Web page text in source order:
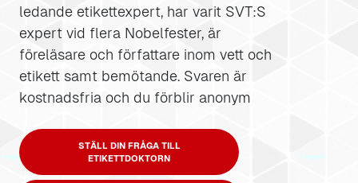
ledande etikettexpert, har varit SVT:S
expert vid flera Nobelfester, är
föreläsare och författare inom vett och
etikett samt bemötande. Svaren är
kostnadsfria och du förblir anonym
STÄLL DIN FRÅGA TILL
ETIKETTDOKTORN